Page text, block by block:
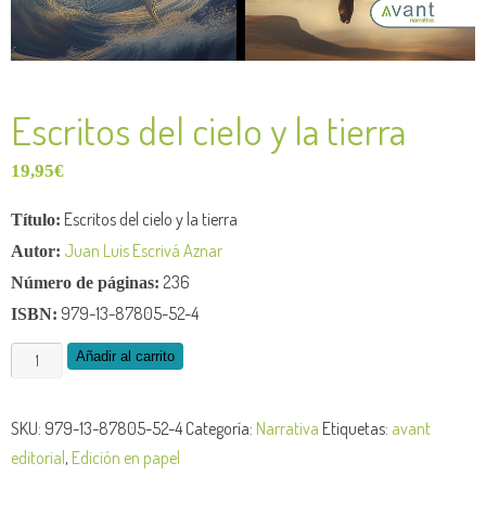
Escritos del cielo y la tierra
19,95€
Título: Escritos del cielo y la tierra
Autor: Juan Luis Escrivá Aznar
Número de páginas: 236
ISBN: 979-13-87805-52-4
Añadir al carrito
SKU: 979-13-87805-52-4Categoría: Narrativa Etiquetas: avant
editorial, Edición en papel